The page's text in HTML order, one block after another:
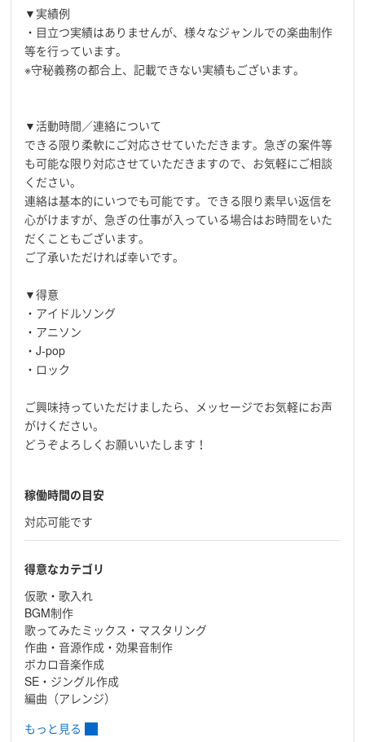
▼実績例
・目立つ実績はありませんが、様々なジャンルでの楽曲制作
等を行っています。
※守秘義務の都合上、記載できない実績もございます。
▼活動時間／連絡について
できる限り柔軟にご対応させていただきます。急ぎの案件等
も可能な限り対応させていただきますので、お気軽にご相談
ください。
連絡は基本的にいつでも可能です。できる限り素早い返信を
心がけますが、急ぎの仕事が入っている場合はお時間をいた
だくこともございます。
ご了承いただければ幸いです。
▼得意
・アイドルソング
・アニソン
・J-pop
・ロック
ご興味持っていただけましたら、メッセージでお気軽にお声
がけください。
どうぞよろしくお願いいたします！
稼働時間の目安
対応可能です
得意なカテゴリ
仮歌・歌入れ
BGM制作
歌ってみたミックス・マスタリング
作曲・音源作成・効果音制作
ボカロ音楽作成
SE・ジングル作成
編曲（アレンジ）
もっと見る